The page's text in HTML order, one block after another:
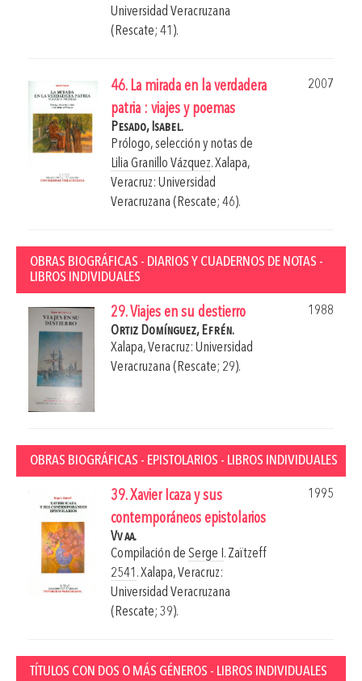
Universidad Veracruzana
(Rescate; 41).
46. La mirada en la verdadera
patria : viajes y poemas
2007
Pesado, Isabel.
Prólogo, selección y notas de
Lilia Granillo Vázquez.Xalapa,
Veracruz: Universidad
Veracruzana (Rescate; 46).
OBRAS BIOGRÁFICAS - DIARIOS Y CUADERNOS DE NOTAS -
LIBROS INDIVIDUALES
29. Viajes en su destierro
1988
Ortiz Domínguez, Efrén.
Xalapa, Veracruz: Universidad
Veracruzana (Rescate; 29).
OBRAS BIOGRÁFICAS - EPISTOLARIOS - LIBROS INDIVIDUALES
39. Xavier Icaza y sus
contemporáneos epistolarios
1995
Vv aa.
Compilación de Serge I . Zaïtzeff
2541 .Xalapa, Veracruz:
Universidad Veracruzana
(Rescate; 39).
TÍTULOS CON DOS O MÁS GÉNEROS - LIBROS INDIVIDUALES